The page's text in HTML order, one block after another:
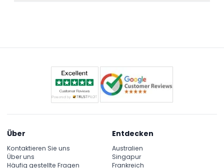
Über
Kontaktieren Sie uns
Über uns
Häufig gestellte Fragen
Entdecken
Australien
Singapur
Frankreich